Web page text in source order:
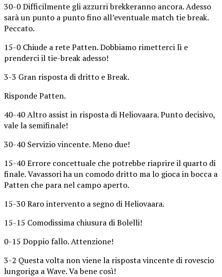
30-0 Difficilmente gli azzurri brekkeranno ancora. Adesso
sarà un punto a punto fino all’eventuale match tie break.
Peccato.
15-0 Chiude a rete Patten. Dobbiamo rimetterci lì e
prenderci il tie-break adesso!
3-3 Gran risposta di dritto e Break.
Risponde Patten.
40-40 Altro assist in risposta di Heliovaara. Punto decisivo,
vale la semifinale!
30-40 Servizio vincente. Meno due!
15-40 Errore concettuale che potrebbe riaprire il quarto di
finale. Vavassori ha un comodo dritto ma lo gioca in bocca a
Patten che para nel campo aperto.
15-30 Raro intervento a segno di Heliovaara.
15-15 Comodissima chiusura di Bolelli!
0-15 Doppio fallo. Attenzione!
3-2 Questa volta non viene la risposta vincente di rovescio
lungoriga a Wave. Va bene così!